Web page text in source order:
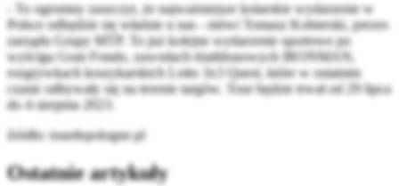
- To ogromny zaszczyt, że najważniejsze kolarskie wydarzenie w
Polsce odbędzie się właśnie u nas - mówi Tomasz Kobierski, prezes
zarządu Grupy MTP. To już kolejne wydarzenie sportowe po
wyścigu Gran Fondo, zawodach triathlonowych IRONMAN,
rozgrywkach koszykarskich Lotto 3x3 Quest, które w ostatnim
czasie odbywały się na terenie targów. Tour będzie trwał od 29 lipca
do 4 sierpnia 2023.
źródło: tourdepologne.pl
Ostatnie artykuły